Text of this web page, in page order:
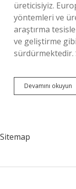
üreticisiyiz.
yöntemleri ve
araştırma
ve geliştirme
sürdürmektedir.
Devamını okuyun
Sitemap